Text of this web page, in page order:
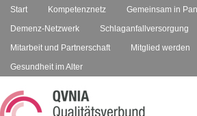
Start Kompetenznetz Gemeinsam in
Demenz-Netzwerk
Schlaganfallversorgung
Mitarbeit und Partnerschaft
Mitglied werden
Gesundheit im Alter